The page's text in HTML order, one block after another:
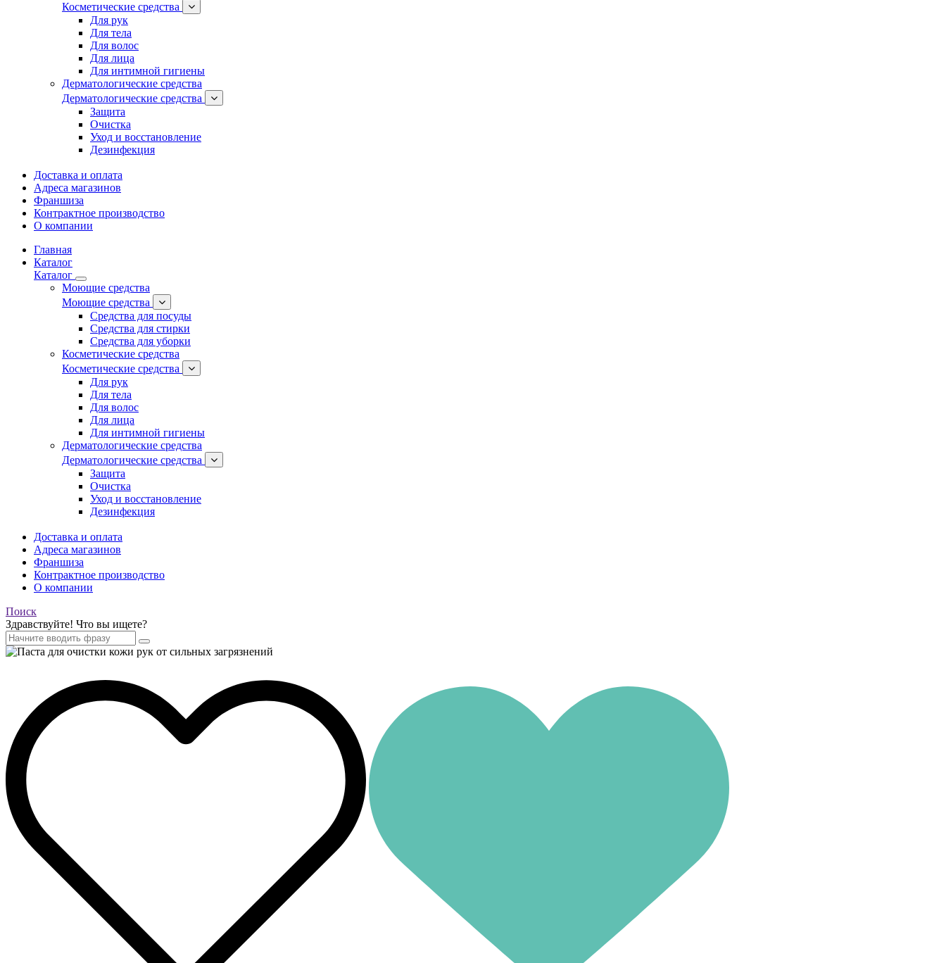
Косметические средства
Для рук
Для тела
Для волос
Для лица
Для интимной гигиены
Дерматологические средства
Дерматологические средства
Защита
Очистка
Уход и восстановление
Дезинфекция
Доставка и оплата
Адреса магазинов
Франшиза
Контрактное производство
О компании
Главная
Каталог
Каталог
Моющие средства
Моющие средства
Средства для посуды
Средства для стирки
Средства для уборки
Косметические средства
Косметические средства
Для рук
Для тела
Для волос
Для лица
Для интимной гигиены
Дерматологические средства
Дерматологические средства
Защита
Очистка
Уход и восстановление
Дезинфекция
Доставка и оплата
Адреса магазинов
Франшиза
Контрактное производство
О компании
Поиск
Здравствуйте! Что вы ищете?